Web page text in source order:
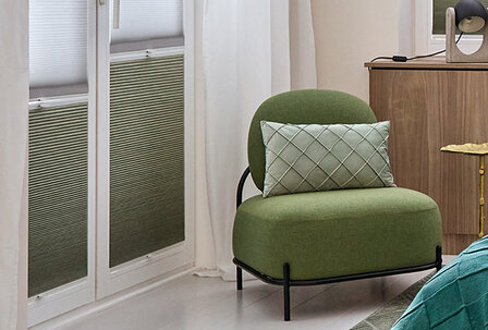
Van még kérdése?
Ön építész, kivitelező vagy tervező, és van egy aktuális
projektje? Munkatársaink szívesen adnak tanácsot
bármilyen kérdésben.
+43 7272 5661 - 520
Vegye fel velünk a kapcsolatot
LEHA GmbH
Aumühle 38
4075 Breitenaich
+43 72725661 – 0